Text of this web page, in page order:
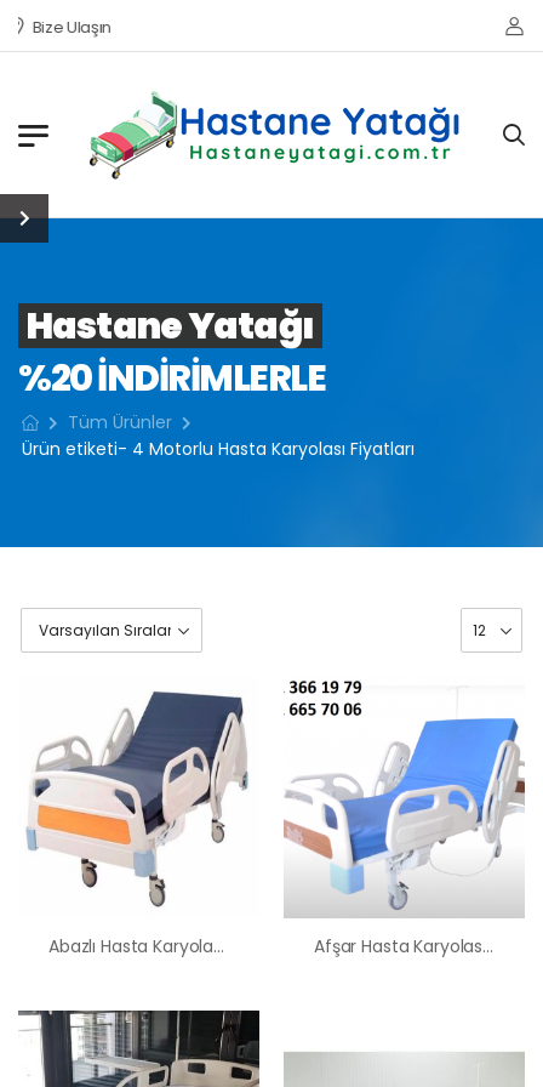
Bize Ulaşın
Hastane Yatağı
%20 INDIRIMLERLE
Tüm Ürünler
Ürün etiketi- 4 Motorlu Hasta Karyolası Fiyatları
HK-60 – 2
MOTORLU
ABS
Abazlı Hasta Karyolası Satış Kiralama Fiyatı Afşar Hasta Karyolası Satış Kiralama Fiyatı